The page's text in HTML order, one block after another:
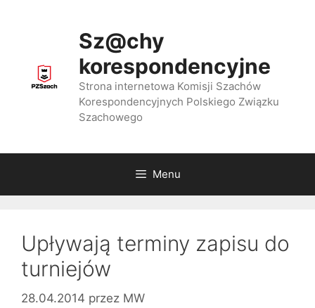
Sz@chy
korespondencyjne
Strona internetowa Komisji Szachów
Korespondencyjnych Polskiego Związku
Szachowego
Menu
Upływają terminy zapisu do
turniejów
28.04.2014 przez MW